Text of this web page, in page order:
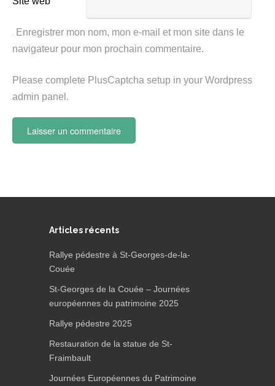
Enregistrer mon nom, mon e-mail et mon site dans le
navigateur pour mon prochain commentaire.
Please complete PlusCaptcha setup in your Wordpress
admin panel.
Articles récents
Rallye pédestre à St-Georges-de-la-
Couée
St-Georges de la Couée – Journées
européennes du patrimoine 2025
Rallye pédestre 2025
Restauration de la statue de St-
Fraimbault
Journées Européennes du Patrimoine